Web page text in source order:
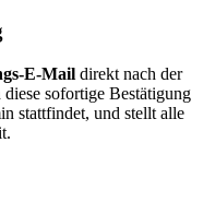
E-Mail direkt nach der
sofortige Bestätigung
stattfindet, und stellt alle